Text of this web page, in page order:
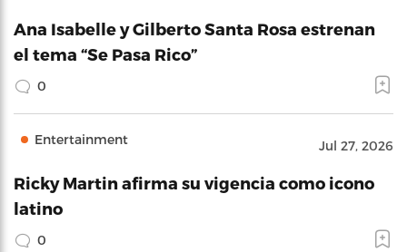
Ana Isabelle y Gilberto Santa Rosa estrenan
el tema “Se Pasa Rico”
0
Entertainment Jul 27, 2026
Ricky Martin afirma su vigencia como icono
latino
0